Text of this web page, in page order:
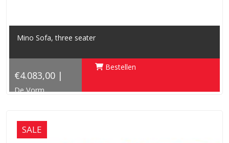
Mino Sofa, three seater
€4.083,00 |
De Vorm
Bestellen
SALE